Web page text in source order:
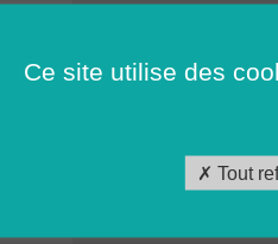
Mercredi : De
Vendredi : De
Ce site utilise des
Tout